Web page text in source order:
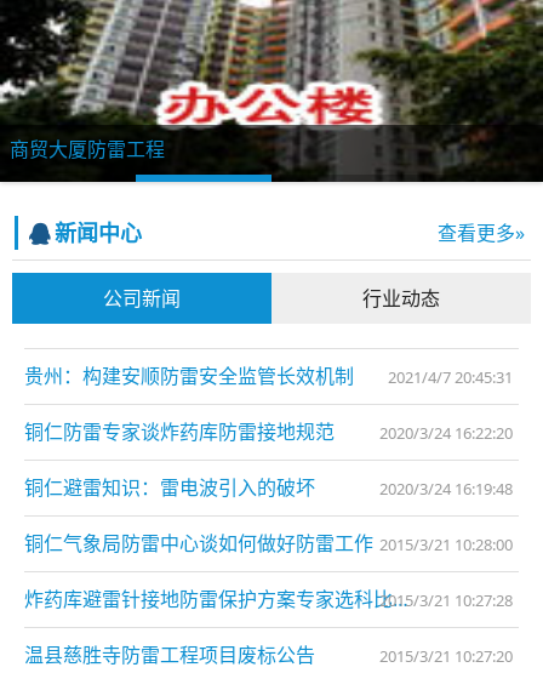
商贸大厦防雷工程
新闻中心 查看更多»
公司新闻 行业动态
贵州：构建安顺防雷安全监管长效机制 2021/4/7 20:45:31
铜仁防雷专家谈炸药库防雷接地规范 2020/3/24 16:22:20
铜仁避雷知识：雷电波引入的破坏 2020/3/24 16:19:48
铜仁气象局防雷中心谈如何做好防雷工作 2015/3/21 10:28:00
炸药库避雷针接地防雷保护方案专家选科比特防雷
2015/3/21 10:27:28
温县慈胜寺防雷工程项目废标公告 2015/3/21 10:27:20